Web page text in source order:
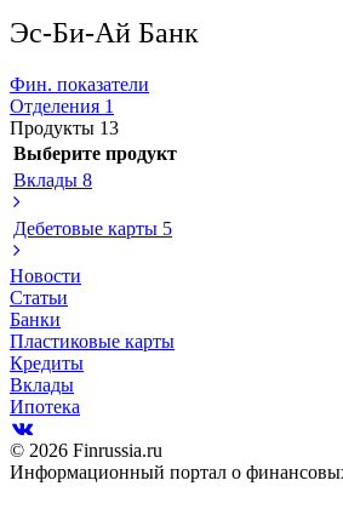
Эс-Би-Ай Банк
Фин. показатели
Отделения 1
Продукты 13
Выберите продукт
Вклады 8
Дебетовые карты 5
Новости
Статьи
Банки
Пластиковые карты
Кредиты
Вклады
Ипотека
© 2026 Finrussia.ru
Информационный портал о